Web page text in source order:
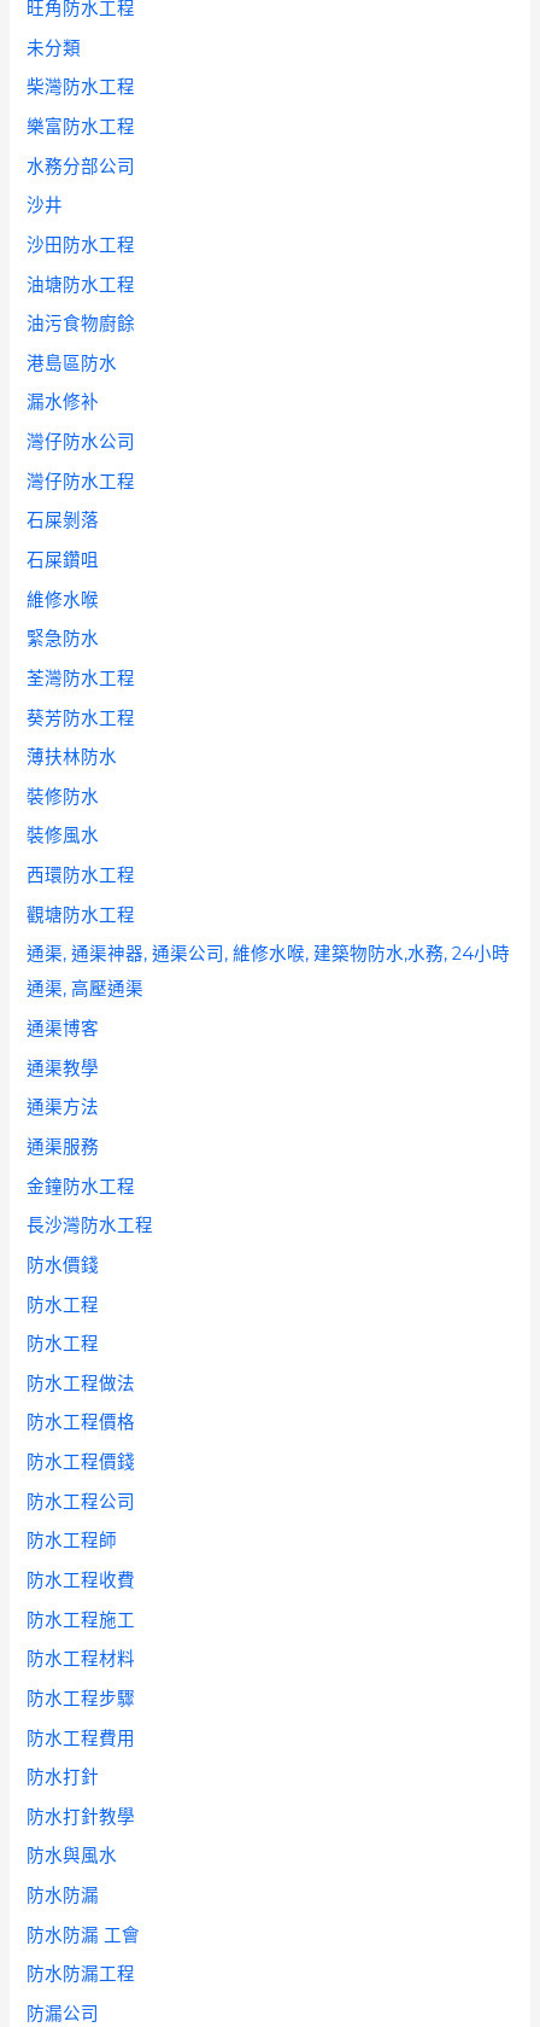
旺角防水工程
未分類
柴灣防水工程
樂富防水工程
水務分部公司
沙井
沙田防水工程
油塘防水工程
油污食物廚餘
港島區防水
漏水修补
灣仔防水公司
灣仔防水工程
石屎剝落
石屎鑽咀
維修水喉
緊急防水
荃灣防水工程
葵芳防水工程
薄扶林防水
裝修防水
裝修風水
西環防水工程
觀塘防水工程
通渠, 通渠神器, 通渠公司, 維修水喉, 建築物防水,水務, 24小時
通渠, 高壓通渠
通渠博客
通渠教學
通渠方法
通渠服務
金鐘防水工程
長沙灣防水工程
防水價錢
防水工程
防水工程
防水工程做法
防水工程價格
防水工程價錢
防水工程公司
防水工程師
防水工程收費
防水工程施工
防水工程材料
防水工程步驟
防水工程費用
防水打針
防水打針教學
防水與風水
防水防漏
防水防漏 工會
防水防漏工程
防漏公司